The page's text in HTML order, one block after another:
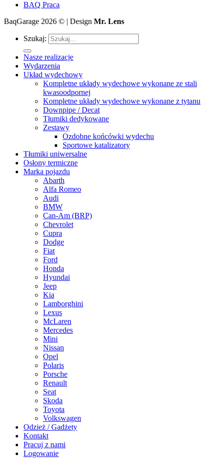
BAQ Praca
BaqGarage 2026 © | Design Mr. Lens
Szukaj:
Nasze realizacje
Wydarzenia
Układ wydechowy
Kompletne układy wydechowe wykonane ze stali
kwasoodpornej
Kompletne układy wydechowe wykonane z tytanu
Downpipe / Decat
Tłumiki dedykowane
Zestawy
Ozdobne końcówki wydechu
Sportowe katalizatory
Tłumiki uniwersalne
Osłony termiczne
Marka pojazdu
Abarth
Alfa Romeo
Audi
BMW
Can-Am (BRP)
Chevrolet
Cupra
Dodge
Fiat
Ford
Honda
Hyundai
Jeep
Kia
Lamborghini
Lexus
McLaren
Mercedes
Mini
Nissan
Opel
Polaris
Porsche
Renault
Seat
Skoda
Toyota
Volkswagen
Odzież / Gadżety
Kontakt
Pracuj z nami
Logowanie